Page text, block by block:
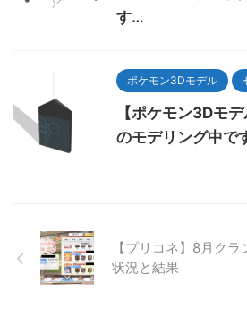
す…
ポケモン3Dモデル
【ポケモン3Dモ
のモデリング中で
【プリコネ】8月ク
状況と結果